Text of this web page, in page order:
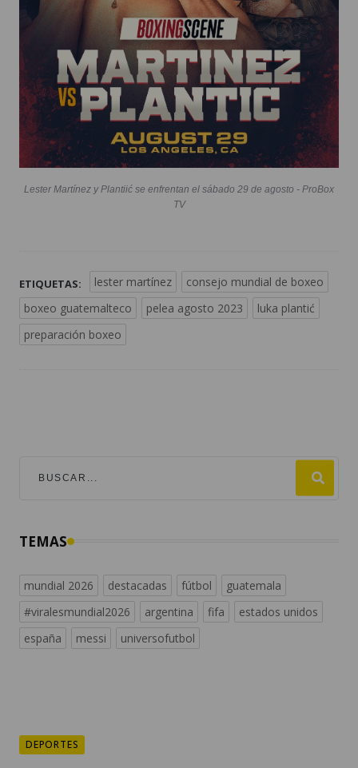
Lester Martínez y Plantiić se enfrentan el sábado 29 de agosto - ProBox
TV
ETIQUETAS: lester martínez
consejo mundial de boxeo
boxeo guatemalteco
pelea agosto 2023
luka plantić
preparación boxeo
TEMAS
mundial 2026 destacadas fútbol
guatemala
#viralesmundial2026
argentina fifa
estados unidos
españa
messi universofutbol
DEPORTES